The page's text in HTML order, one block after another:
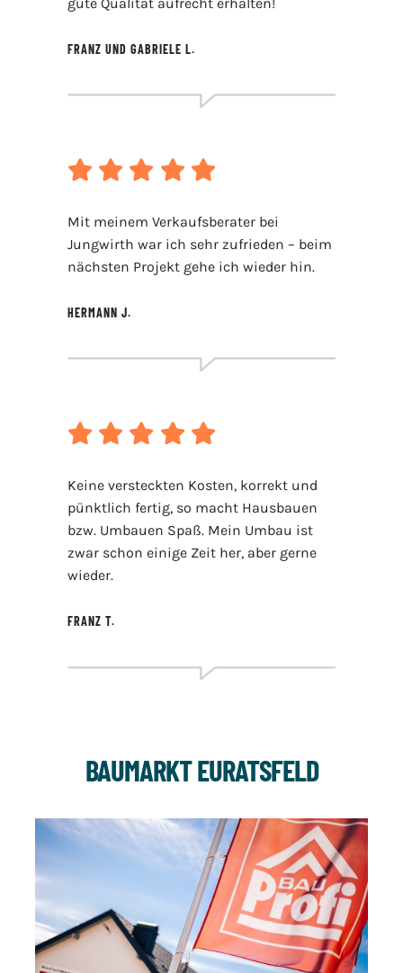
FRANZ UND GABRIELE L.
Mit meinem Verkaufsberater bei
Jungwirth war ich sehr zufrieden – beim
nächsten Projekt gehe ich wieder hin.
HERMANN J.
Keine versteckten Kosten, korrekt und
pünktlich fertig, so macht Hausbauen
bzw. Umbauen Spaß. Mein Umbau ist
zwar schon einige Zeit her, aber gerne
wieder.
FRANZ T.
BAUMARKT EURATSFELD